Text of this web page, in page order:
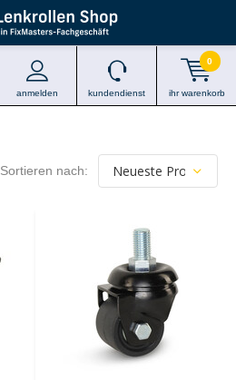
anmelden kundendienst ihr warenkorb
0
Sortieren nach: